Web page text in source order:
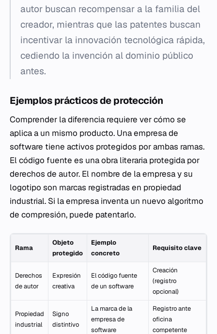
autor buscan recompensar a la familia del
creador, mientras que las patentes buscan
incentivar la innovación tecnológica rápida,
cediendo la invención al dominio público
antes.
Ejemplos prácticos de protección
Comprender la diferencia requiere ver cómo se
aplica a un mismo producto. Una empresa de
software tiene activos protegidos por ambas ramas.
El código fuente es una obra literaria protegida por
derechos de autor. El nombre de la empresa y su
logotipo son marcas registradas en propiedad
industrial. Si la empresa inventa un nuevo algoritmo
de compresión, puede patentarlo.
Rama
Objeto
protegido
Ejemplo
concreto
Requisito clave
Derechos
de autor
Expresión
creativa
El código fuente
de un software
Creación
(registro
opcional)
Propiedad
industrial
Signo
distintivo
La marca de la
empresa de
software
Registro ante
oficina
competente